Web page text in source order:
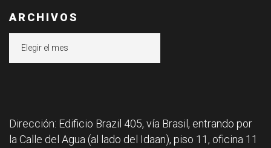
ARCHIVOS
Dirección: Edificio Brazil 405, vía Brasil, entrando por
la Calle del Agua (al lado del Idaan), piso 11, oficina 11